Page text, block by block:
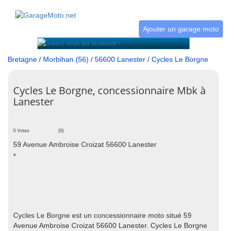
Ajouter un garage moto
Bretagne / Morbihan (56) / 56600 Lanester / Cycles Le Borgne
Cycles Le Borgne, concessionnaire Mbk à
Lanester
0 Votes (0)
59 Avenue Ambroise Croizat 56600 Lanester
*
Cycles Le Borgne est un concessionnaire moto situé 59
Avenue Ambroise Croizat 56600 Lanester. Cycles Le Borgne